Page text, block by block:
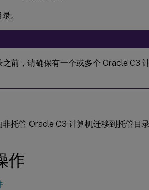
。
之前，请确保有一个或多个 Oracle C3
托管 Oracle C3 计算机迁移到托管目录
作